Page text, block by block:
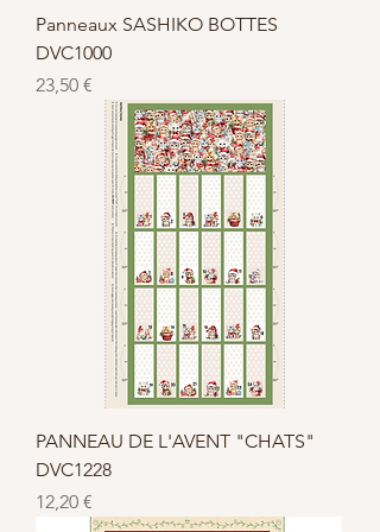
è
t
r
s
Panneaux SASHIKO BOTTES
DVC1000
Prix
23,50 €
PANNEAU DE L'AVENT "CHATS"
DVC1228
Prix
12,20 €